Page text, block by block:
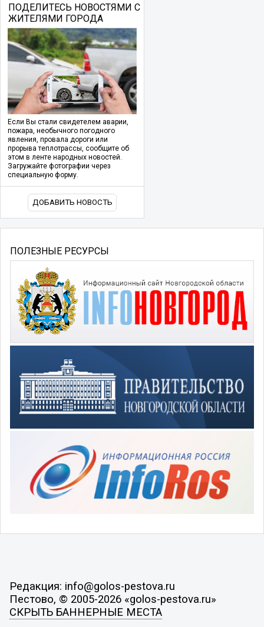
ПОДЕЛИТЕСЬ НОВОСТЯМИ С
ЖИТЕЛЯМИ ГОРОДА
Если Вы стали свидетелем аварии,
пожара, необычного погодного
явления, провала дороги или
прорыва теплотрассы, сообщите об
этом в ленте народных новостей.
Загружайте фотографии через
специальную форму.
ДОБАВИТЬ НОВОСТЬ
ПОЛЕЗНЫЕ РЕСУРСЫ
Редакция: info@golos-pestova.ru
Пестово, © 2005-2026 «golos-pestova.ru»
СКРЫТЬ БАННЕРНЫЕ МЕСТА